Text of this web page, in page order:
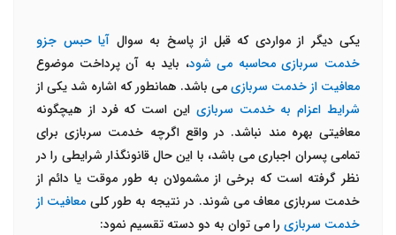
یکی دیگر از مواردی که قبل از پاسخ به سوال آیا حبس جزو
خدمت سربازی محاسبه می شود، باید به آن پرداخت موضوع
معافیت از خدمت سربازیمی باشد. همانطور که اشاره شد یکی از
شرایط اعزام به خدمت سربازی این است که فرد از هیچگونه
معافیتی بهره مند نباشد. در واقع اگرچه خدمت سربازی برای
تمامی پسران اجباری می باشد، با این حال قانونگذار شرایطی را در
نظر گرفته است که برخی از مشمولان به طور موقت یا دائم از
خدمت سربازی معاف می شوند. در نتیجه به طور کلی معافیت از
خدمت سربازیرا می توان به دو دسته تقسیم نمود: